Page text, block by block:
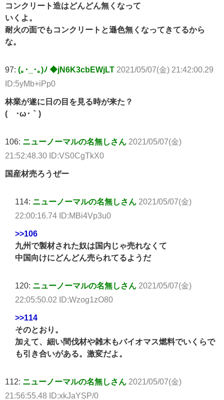
コンクリート造はどんどん無くなって
いくよ。
耐火の面でもコンクリートと遜色無くなってきてるから
な。
97: (｡･_･｡)ﾉ ◆jN6K3cbEWjLT 2021/05/07(金) 21:42:00.29
ID:5yMb+iPp0
林業が遂に日の目を見る時が来た？
(´･ω･｀)
106: ニューノーマルの名無しさん 2021/05/07(金)
21:52:48.30 ID:VS0CgTkX0
国産材売ろうぜー
114: ニューノーマルの名無しさん 2021/05/07(金)
22:00:16.74 ID:MBi4Vp3u0
>>106
九州で製材された奴は国内じゃ売れなくて
中国向けにどんどん売られてるようだ
120: ニューノーマルの名無しさん 2021/05/07(金)
22:05:50.02 ID:Wzog1zO80
>>114
そのとおり。
加えて、細い間伐材や雑木もバイオマス燃料でいくらで
も引き合いがある。激変だよ。
112: ニューノーマルの名無しさん 2021/05/07(金)
21:56:55.48 ID:xkJaYSP/0